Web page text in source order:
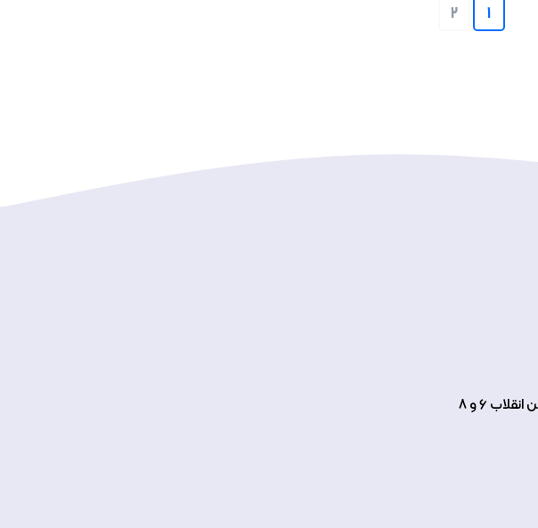
1
2
ساوه، خیابان انقلاب، حد فاصل بین انقلاب ۶ و ۸